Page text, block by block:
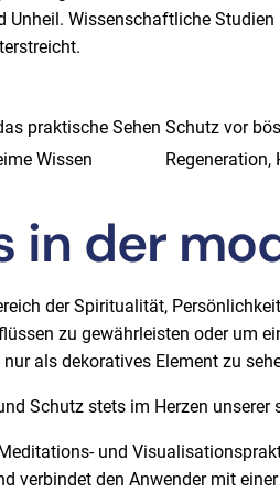
Wissenschaftliche
praktische Sehen Schutz vor
Wissen
in der
der Spiritualität,
zu gewährleisten oder um
als dekoratives Element zu
Schutz stets im Herzen
und
verbindet den Anwender mit